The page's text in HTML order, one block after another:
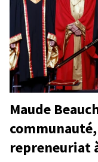
Maude
repreneuriat